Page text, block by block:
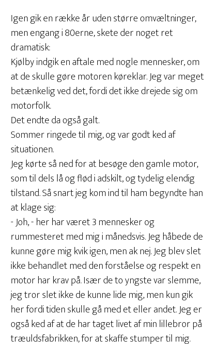
Igen gik en række år uden større omvæltninger,
men engang i 80erne, skete der noget ret
dramatisk:
Kjølby indgik en aftale med nogle mennesker, om
at de skulle gøre motoren køreklar. Jeg var meget
betænkelig ved det, fordi det ikke drejede sig om
motorfolk.
Det endte da også galt.
Sommer ringede til mig, og var godt ked af
situationen.
Jeg kørte så ned for at besøge den gamle motor,
som til dels lå og flød i adskilt, og tydelig elendig
tilstand. Så snart jeg kom ind til ham begyndte han
at klage sig:
- Joh, - her har været 3 mennesker og
rummesteret med mig i månedsvis. Jeg håbede de
kunne gøre mig kvik igen, men ak nej. Jeg blev slet
ikke behandlet med den forståelse og respekt en
motor har krav på. Især de to yngste var slemme,
jeg tror slet ikke de kunne lide mig, men kun gik
her fordi tiden skulle gå med et eller andet. Jeg er
også ked af at de har taget livet af min lillebror på
træuldsfabrikken, for at skaffe stumper til mig.